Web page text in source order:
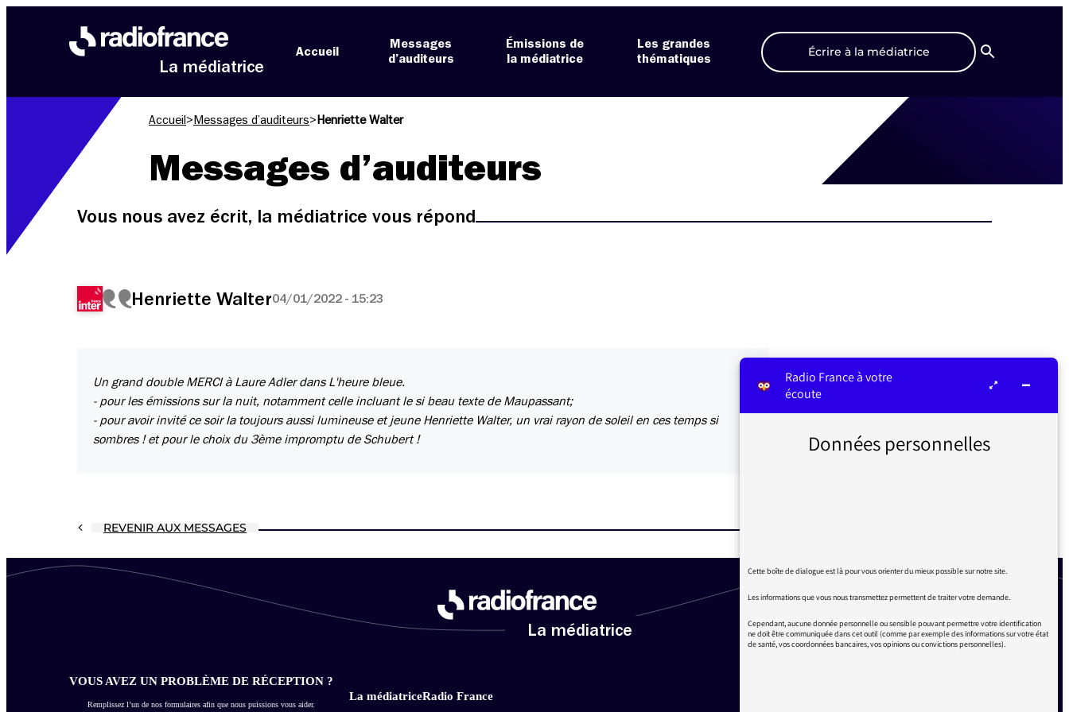
La médiatrice
Accueil
Messages
d’auditeurs
Émissions de
la médiatrice
Les grandes
thématiques
Écrire à la médiatrice
Recherche
Accueil > Messages d’auditeurs> Henriette Walter
Messages d’auditeurs
Vous nous avez écrit, la médiatrice vous répond
Henriette Walter04/01/2022 - 15:23
Un grand double MERCI à Laure Adler dans L'heure bleue.
- pour les émissions sur la nuit, notamment celle incluant le si beau texte de Maupassant;
- pour avoir invité ce soir la toujours aussi lumineuse et jeune Henriette Walter, un vrai rayon de soleil en ces temps si
sombres ! et pour le choix du 3ème impromptu de Schubert !
REVENIR AUX MESSAGES
La médiatrice
VOUS AVEZ UN PROBLÈME DE RÉCEPTION ?
Remplissez l’un de nos formulaires afin que nous puissions vous aider.
La médiatriceRadio France
Radio France à votre
écoute
Données personnelles
Cette boîte de dialogue est là pour vous orienter du mieux possible sur notre site.
Les informations que vous nous transmettez permettent de traiter votre demande.
Cependant, aucune donnée personnelle ou sensible pouvant permettre votre identification
ne doit être communiquée dans cet outil (comme par exemple des informations sur votre état
de santé, vos coordonnées bancaires, vos opinions ou convictions personnelles).